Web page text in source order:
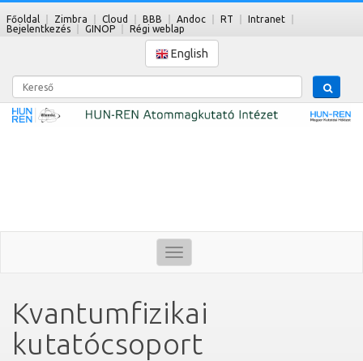
Főoldal Zimbra Cloud BBB Andoc RT
Intranet
Bejelentkezés
GINOP Régi weblap
English
Kereső
Toggle
navigation
Kvantumfizikai
kutatócsoport